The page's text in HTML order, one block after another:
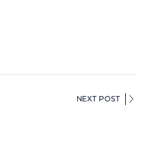
NEXT POST